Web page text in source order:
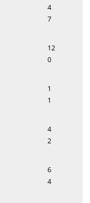
4
7
12
0
1
1
4
2
6
4